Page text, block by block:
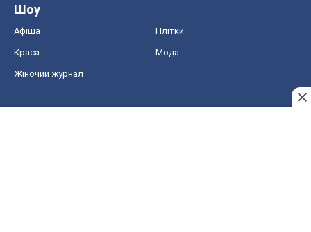
Шоу
Афіша Плітки
Краса Мода
Жіночий журнал